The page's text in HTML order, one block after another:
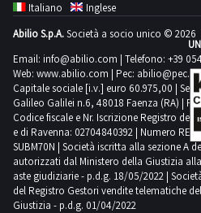
sulle gru a
bandiera e
su tutti i
beni della
categoria
logistica?
Iscriviti alla
nostra
newsletter!
Riceverai
ogni
settimana i
nuovi
articoli in
vendita.
Italiano
Inglese
Abilio S.p.A.Società a socio unico © 2026
Email: info@abilio.com | Telefono: +39
Web: www.abilio.com | Pec:
Capitale sociale [i.v.] euro 60.975,00 | Sede
Galileo Galilei n.6, 48018 Faenza (RA) |
Codice fiscale e Nr. Iscrizione Registro
e di Ravenna: 02704840392 | Numero REA
SUBM70N | Società iscritta alla sezione A
autorizzati dal Ministero della Giustizia
aste giudiziarie - p.d.g. 18/05/2022 |
del Registro Gestori vendite telematiche
Giustizia - p.d.g. 01/04/2022